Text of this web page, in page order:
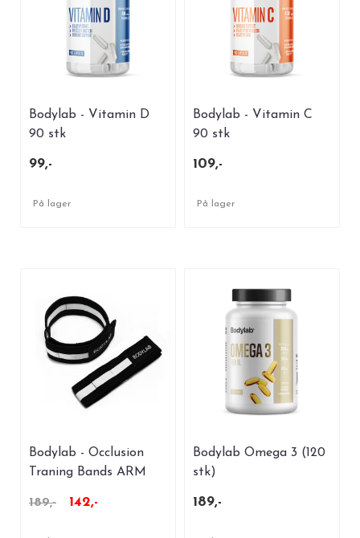
Bodylab - Vitamin D
90 stk
99,-
På lager
Bodylab - Vitamin C
90 stk
109,-
På lager
Bodylab - Occlusion
Traning Bands ARM
189,- 142,-
Bodylab Omega 3 (120
stk)
189,-